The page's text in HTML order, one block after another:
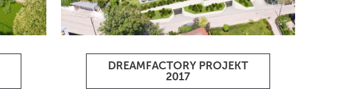
DREAMFACTORY PROJEKT
2017